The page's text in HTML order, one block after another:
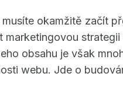
okamžitě začít
obsahu je však
webu. Jde o